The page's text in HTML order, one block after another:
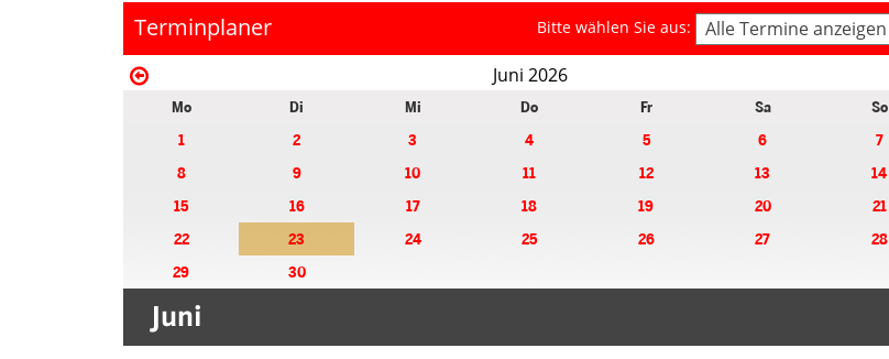
Terminplaner Bitte wählen Sie aus:
Alle Termine anzeigen
Juni 2026
Mo Di Mi Do Fr Sa
So
1
2 3 4 5 6
7
8
9 10 11 12 13
14
15
16 17 18 19 20
21
22
23 24 25 26 27
28
29
30